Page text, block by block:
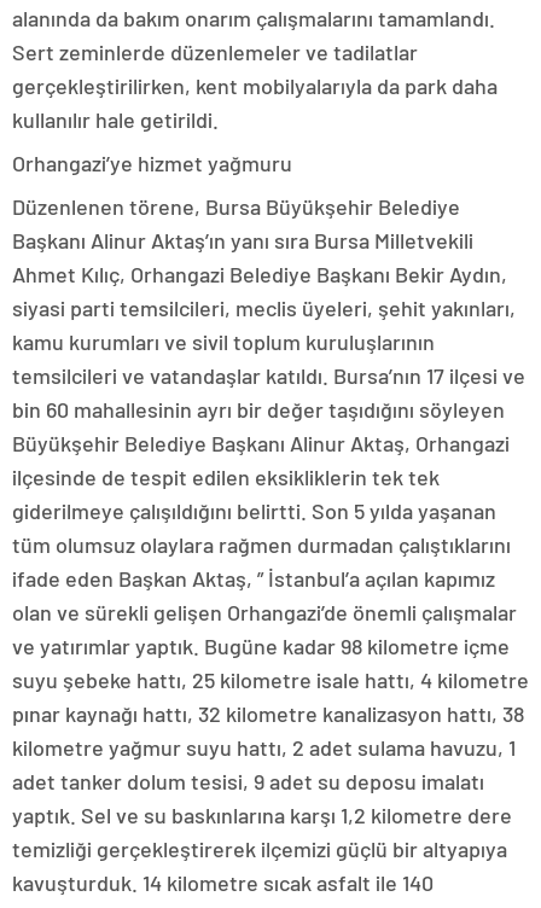
alanında da bakım onarım çalışmalarını tamamlandı.
Sert zeminlerde düzenlemeler ve tadilatlar
gerçekleştirilirken, kent mobilyalarıyla da park daha
kullanılır hale getirildi.
Orhangazi’ye hizmet yağmuru
Düzenlenen törene, Bursa Büyükşehir Belediye
Başkanı Alinur Aktaş’ın yanı sıra Bursa Milletvekili
Ahmet Kılıç, Orhangazi Belediye Başkanı Bekir Aydın,
siyasi parti temsilcileri, meclis üyeleri, şehit yakınları,
kamu kurumları ve sivil toplum kuruluşlarının
temsilcileri ve vatandaşlar katıldı. Bursa’nın 17 ilçesi ve
bin 60 mahallesinin ayrı bir değer taşıdığını söyleyen
Büyükşehir Belediye Başkanı Alinur Aktaş, Orhangazi
ilçesinde de tespit edilen eksikliklerin tek tek
giderilmeye çalışıldığını belirtti. Son 5 yılda yaşanan
tüm olumsuz olaylara rağmen durmadan çalıştıklarını
ifade eden Başkan Aktaş, ” İstanbul’a açılan kapımız
olan ve sürekli gelişen Orhangazi’de önemli çalışmalar
ve yatırımlar yaptık. Bugüne kadar 98 kilometre içme
suyu şebeke hattı, 25 kilometre isale hattı, 4 kilometre
pınar kaynağı hattı, 32 kilometre kanalizasyon hattı, 38
kilometre yağmur suyu hattı, 2 adet sulama havuzu, 1
adet tanker dolum tesisi, 9 adet su deposu imalatı
yaptık. Sel ve su baskınlarına karşı 1,2 kilometre dere
temizliği gerçekleştirerek ilçemizi güçlü bir altyapıya
kavuşturduk. 14 kilometre sıcak asfalt ile 140